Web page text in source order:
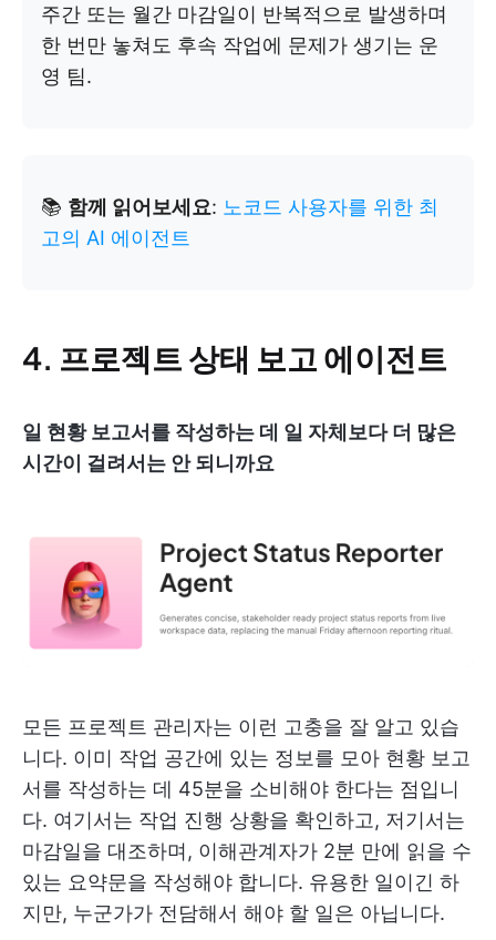
주간 또는 월간 마감일이 반복적으로 발생하며
한 번만 놓쳐도 후속 작업에 문제가 생기는 운
영 팀.
📚 함께 읽어보세요: 노코드 사용자를 위한 최
고의 AI 에이전트
4. 프로젝트 상태 보고 에이전트
일 현황 보고서를 작성하는 데 일 자체보다 더 많은
시간이 걸려서는 안 되니까요
모든 프로젝트 관리자는 이런 고충을 잘 알고 있습
니다. 이미 작업 공간에 있는 정보를 모아 현황 보고
서를 작성하는 데 45분을 소비해야 한다는 점입니
다. 여기서는 작업 진행 상황을 확인하고, 저기서는
마감일을 대조하며, 이해관계자가 2분 만에 읽을 수
있는 요약문을 작성해야 합니다. 유용한 일이긴 하
지만, 누군가가 전담해서 해야 할 일은 아닙니다.